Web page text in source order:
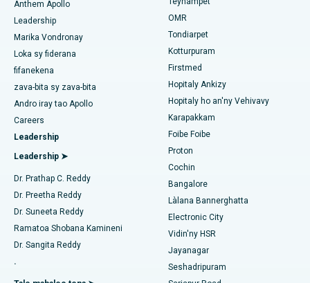
Tadiavo ny Pediatrika
Mitadiava mpitsabo hoditra
Mitadiava mpitsabo urolojika
Mitadiava mpitsabo diabeta
Mitadiava Dokotera mpitsabo aretim-behivavy
Hopitaly tsara indrindra ao amin'ny PH Road, Chennai
Foibe Fo Tsara Indrindra ao amin'ny Thousand Lights, Chennai
Hopitaly tsara indrindra ao Jubilee Hills, Hyderabad
Hopitaly tsara indrindra ao Tondiarpet, Chennai
Hopitaly tsara indrindra ao Kotturpuram, Chennai
Hopitaly tsara indrindra ao amin'ny Kovai Road, Karur
Hopitaly tsara indrindra ao Karapakkam, Chennai
Hopitaly tsara indrindra ao Arilova, Vizag
Hopitaly tsara indrindra ao amin'ny Lalana Kanpur, Lucknow
Hopitaly tsara indrindra ao amin'ny Sector-26, Noida
Fandidiana Lasik
Liposuction
Coronary Angiogram
Transcatheter Aortic Valve fanoloana
MitraClip Valve Repair
Fandidiana cardiac invasive kely indrindra
Catheter Ablation
Fandidiana Fanarenana ACL
Fanoloana ny soroka
Ablation Endometrial
Anthem Apollo
Leadership
Marika Vondronay
Loka sy fiderana
fifanekena
zava-bita sy zava-bita
Andro iray tao Apollo
Careers
Leadership
Leadership ➤
Dr. Prathap C. Reddy
Dr. Preetha Reddy
Dr. Suneeta Reddy
Ramatoa Shobana Kamineni
Dr. Sangita Reddy
.
OMR
Tondiarpet
Kotturpuram
Firstmed
Hopitaly Ankizy
Hopitaly ho an'ny Vehivavy
Karapakkam
Foibe Foibe
Proton
Cochin
Bangalore
Làlana Bannerghatta
Electronic City
Vidin'ny HSR
Jayanagar
Seshadripuram